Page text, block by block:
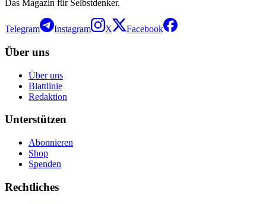
Das Magazin für Selbstdenker.
Telegram Instagram X Facebook
Über uns
Über uns
Blattlinie
Redaktion
Unterstützen
Abonnieren
Shop
Spenden
Rechtliches